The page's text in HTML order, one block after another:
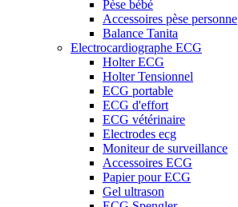
Pèse bébé
Accessoires pèse personne
Balance Tanita
Electrocardiographe ECG
Holter ECG
Holter Tensionnel
ECG portable
ECG d'effort
ECG vétérinaire
Electrodes ecg
Moniteur de surveillance
Accessoires ECG
Papier pour ECG
Gel ultrason